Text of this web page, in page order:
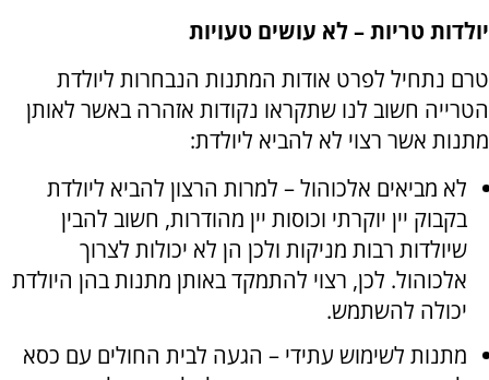
יולדות טריות – לא עושים טעויות
טרם נתחיל לפרט אודות המתנות הנבחרות ליולדת
הטרייה חשוב לנו שתקראו נקודות אזהרה באשר לאותן
מתנות אשר רצוי לא להביא ליולדת:
לא מביאים אלכוהול – למרות הרצון להביא ליולדת
בקבוק יין יוקרתי וכוסות יין מהודרות, חשוב להבין
שיולדות רבות מניקות ולכן הן לא יכולות לצרוך
אלכוהול. לכן, רצוי להתמקד באותן מתנות בהן היולדת
יכולה להשתמש.
מתנות לשימוש עתידי – הגעה לבית החולים עם כסא